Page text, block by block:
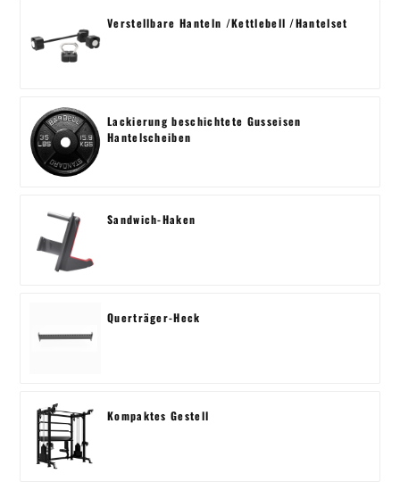
Verstellbare Hanteln /Kettlebell /Hantelset
Lackierung beschichtete Gusseisen
Hantelscheiben
Sandwich-Haken
Querträger-Heck
Kompaktes Gestell